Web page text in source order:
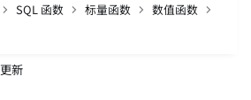
SQL 函数 标量函数
数值函数
更新